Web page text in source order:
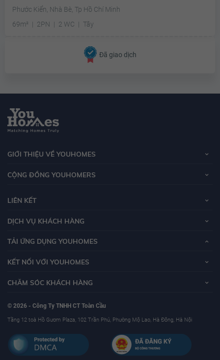
Phước Kiển, Nhà Bè, Tp Hồ Chí Minh
69m²
2PN 2 WC Tây
Đã giao dịch
GIỚI THIỆU VỀ YOUHOMES
CỘNG ĐỒNG YOUHOMERS
LIÊN KẾT
DỊCH VỤ KHÁCH HÀNG
TẢI ỨNG DỤNG YOUHOMES
KẾT NỐI VỚI YOUHOMES
CHĂM SÓC KHÁCH HÀNG
© 2026 - Công Ty TNHH CT Toàn Cầu
Tầng 12 toà Hồ Gươm Plaza, 102 Trần Phú, Phường Mộ Lao, Hà Đông, Hà Nội